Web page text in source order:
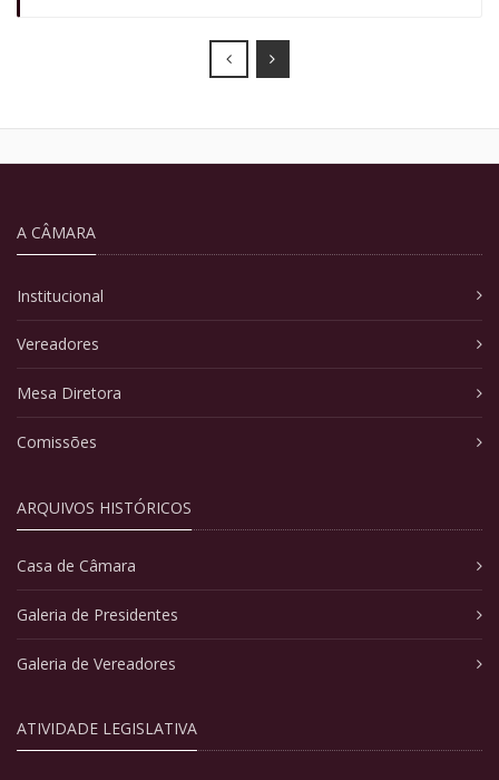
Prev Next
A CÂMARA
Institucional
Vereadores
Mesa Diretora
Comissões
ARQUIVOS HISTÓRICOS
Casa de Câmara
Galeria de Presidentes
Galeria de Vereadores
ATIVIDADE LEGISLATIVA